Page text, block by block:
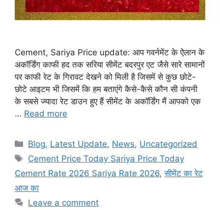
Cement, Sariya Price update: आप गवर्नमेंट के ऐलान के
अकॉर्डिंग काफी हद तक सरिया सीमेंट बदरपुर एट जैसे सारे सामानों
पर काफी रेट के गिरावट देखने को मिली है जिसमें से कुछ छोटे-
छोटे आइटम भी जिसमें कि हम बताएंगे कैसे-कैसे कौन सी कंपनी
के सबसे ज्यादा रेट डाउन हुए हैं सीमेंट के अकॉर्डिंग मैं आपको एक
… Read more
Categories
Blog, Latest Update, News, Uncategorized
Tags
Cement Price Today Sariya Price Today
Cement Rate 2026 Sariya Rate 2026,सीमेंट का रेट
आज का
Leave a comment